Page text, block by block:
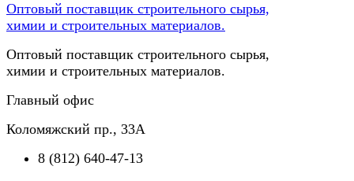
Оптовый поставщик строительного сырья,
химии и строительных материалов.
Оптовый поставщик строительного сырья,
химии и строительных материалов.
Главный офис
Коломяжский пр., 33А
8 (812) 640-47-13